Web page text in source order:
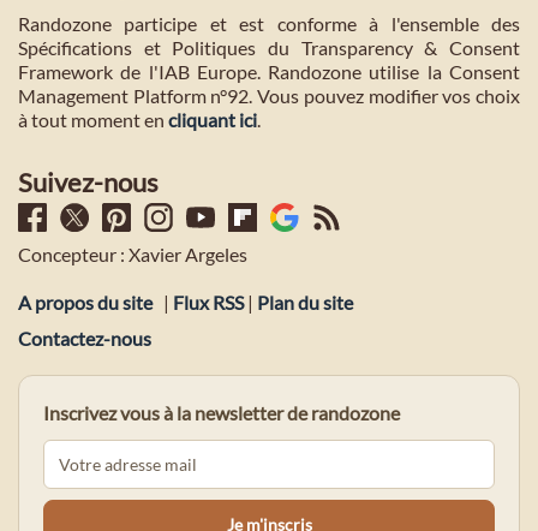
Randozone participe et est conforme à l'ensemble des
Spécifications et Politiques du Transparency & Consent
Framework de l'IAB Europe. Randozone utilise la Consent
Management Platform n°92. Vous pouvez modifier vos choix
à tout moment en cliquant ici
Suivez-nous
Concepteur : Xavier Argeles
A propos du site | Flux RSS| Plan du site
Contactez-nous
Inscrivez vous à la newsletter de randozone